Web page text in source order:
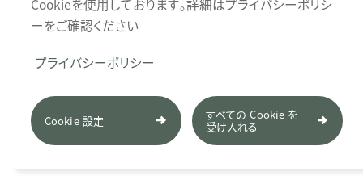
Cookieを使用しております。詳細はプライバシーポリシ
ーをご確認ください
プライバシーポリシー
Cookie 設定 すべての Cookie を
受け入れる